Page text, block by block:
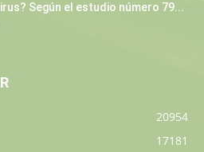
Según el estudio número 79...
20954
17181